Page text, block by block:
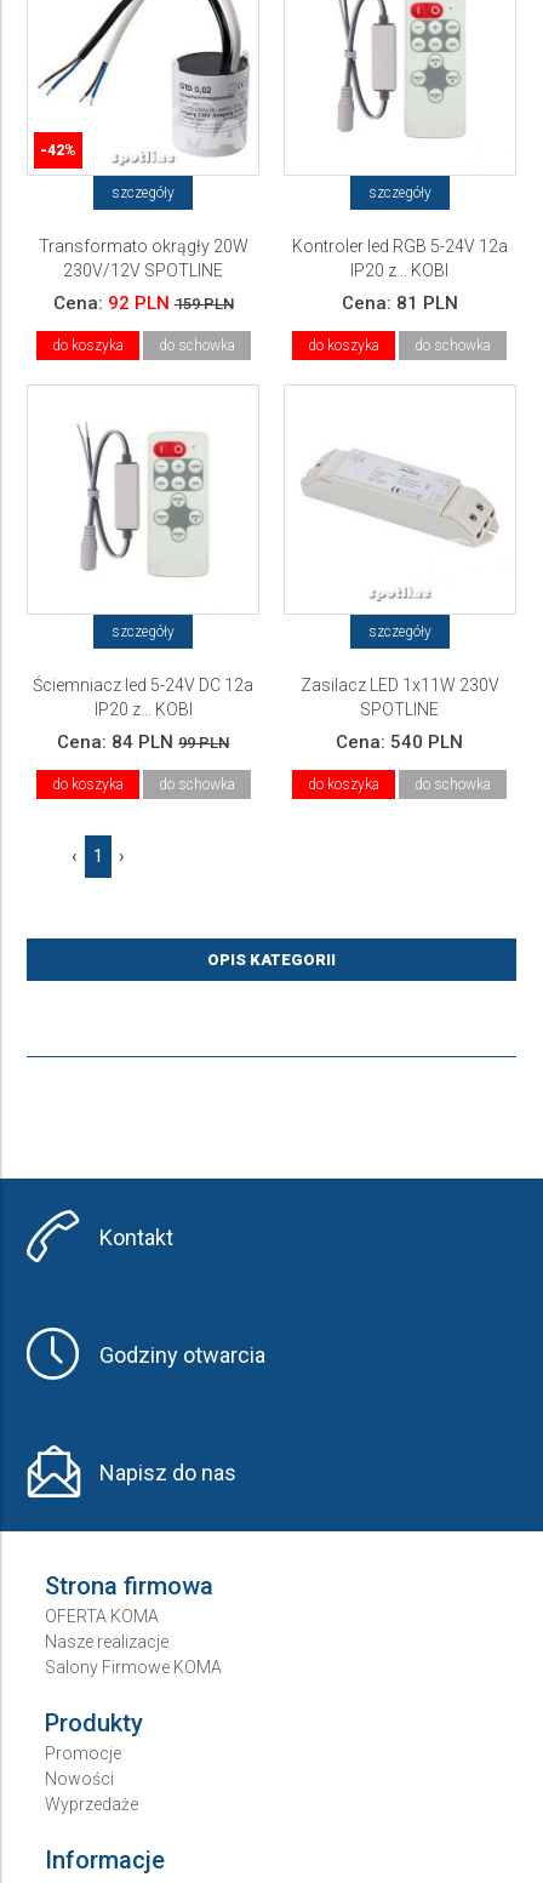
-42%
szczegóły
Transformato okrągły 20W
230V/12V SPOTLINE
Cena: 92 PLN 159 PLN
do koszyka do schowka
szczegóły
Kontroler led RGB 5-24V 12a
IP20 z... KOBI
Cena: 81 PLN
do koszyka do schowka
szczegóły
Ściemniacz led 5-24V DC 12a
IP20 z... KOBI
Cena: 84 PLN 99 PLN
do koszyka do schowka
szczegóły
Zasilacz LED 1x11W 230V
SPOTLINE
Cena: 540 PLN
do koszyka do schowka
‹ 1 ›
OPIS KATEGORII
Kontakt
Godziny otwarcia
Napisz do nas
Strona firmowa
OFERTA KOMA
Nasze realizacje
Salony Firmowe KOMA
Produkty
Promocje
Nowości
Wyprzedaże
Informacje